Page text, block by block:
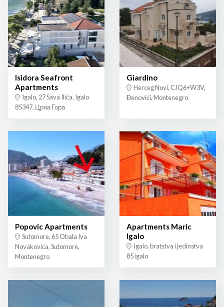
Isidora Seafront
Apartments
Igalo, 27 Sava Ilića, Igalo
85347, Црна Гора
Giardino
Herceg Novi, CJQ6+W3V,
Đenovići, Montenegro
Popovic Apartments
Sutomore, 65 Obala Iva
Novakovića, Sutomore,
Montenegro
Apartments Maric
Igalo
Igalo, bratstva i jedinstva
85 igalo